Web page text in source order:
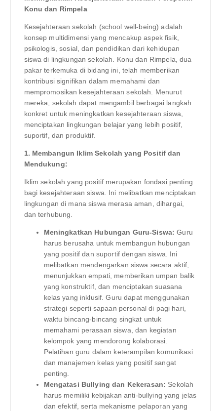
Konu dan Rimpela
Kesejahteraan sekolah (school well-being) adalah
konsep multidimensi yang mencakup aspek fisik,
psikologis, sosial, dan pendidikan dari kehidupan
siswa di lingkungan sekolah. Konu dan Rimpela, dua
pakar terkemuka di bidang ini, telah memberikan
kontribusi signifikan dalam memahami dan
mempromosikan kesejahteraan sekolah. Menurut
mereka, sekolah dapat mengambil berbagai langkah
konkret untuk meningkatkan kesejahteraan siswa,
menciptakan lingkungan belajar yang lebih positif,
suportif, dan produktif.
1. Membangun Iklim Sekolah yang Positif dan
Mendukung:
Iklim sekolah yang positif merupakan fondasi penting
bagi kesejahteraan siswa. Ini melibatkan menciptakan
lingkungan di mana siswa merasa aman, dihargai,
dan terhubung.
Meningkatkan Hubungan Guru-Siswa: Guru
harus berusaha untuk membangun hubungan
yang positif dan suportif dengan siswa. Ini
melibatkan mendengarkan siswa secara aktif,
menunjukkan empati, memberikan umpan balik
yang konstruktif, dan menciptakan suasana
kelas yang inklusif. Guru dapat menggunakan
strategi seperti sapaan personal di pagi hari,
waktu bincang-bincang singkat untuk
memahami perasaan siswa, dan kegiatan
kelompok yang mendorong kolaborasi.
Pelatihan guru dalam keterampilan komunikasi
dan manajemen kelas yang positif sangat
penting.
Mengatasi Bullying dan Kekerasan: Sekolah
harus memiliki kebijakan anti-bullying yang jelas
dan efektif, serta mekanisme pelaporan yang